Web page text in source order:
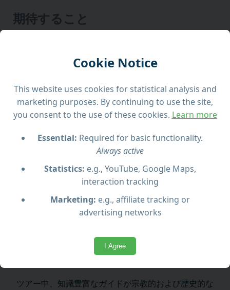
Cookie Notice
This website uses cookies for statistical analysis and
marketing purposes. By continuing to use the site,
you consent to the use of these cookies. Learn more
Essential: Required for basic functionality.
Always active
Statistics: e.g., YouTube, Google Maps,
interaction tracking
Marketing: e.g., affiliate tracking or
advertising networks
I Agree
期待すること
れ、島に根付いた初期キリスト教の歴史を深く学びま
す。
この魅力的なガイド付きツアーでは、聖パウロがマル
タ島にもたらした宗教的・文化的影響に迫ります。紀
元60年の船の難破によりマルタ島へたどり着いた彼
アーでは、彼の滞在に関連する重要なスポットを巡り
ます。
ツアーの見どころ：
聖パウロの洞窟：聖パウロが滞在し説教したと伝
えられる場所。
地。
聖パウロのカタコンベ（地下墓地）
ツアー中、知識豊富なガイドが宗教的および歴史的な